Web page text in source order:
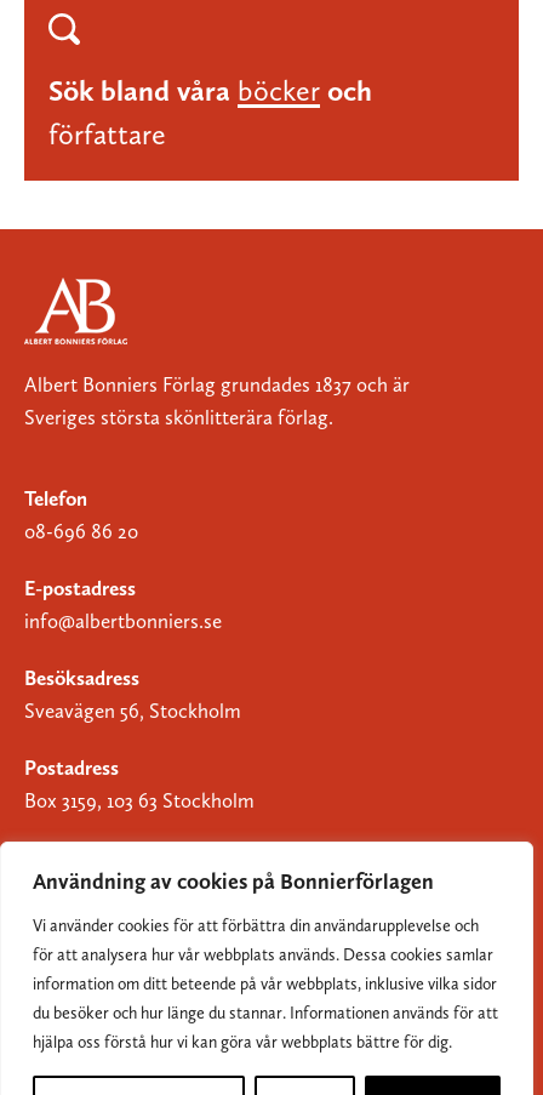
Användning av cookies på Bonnierförlagen
Vi använder cookies för att förbättra din användarupplevelse och
för att analysera hur vår webbplats används. Dessa cookies samlar
information om ditt beteende på vår webbplats, inklusive vilka sidor
du besöker och hur länge du stannar. Informationen används för att
hjälpa oss förstå hur vi kan göra vår webbplats bättre för dig.
Sök bland våra böcker och
författare
Albert Bonniers Förlag grundades 1837 och är
Sveriges största skönlitterära förlag.
Telefon
08-696 86 20
E-postadress
info@albertbonniers.se
Besöksadress
Sveavägen 56, Stockholm
Postadress
Box 3159, 103 63 Stockholm
Om Bonnierförlagen
Cookies
Integritetspolicy